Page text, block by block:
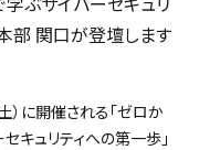
部 関口が登壇します
）に開催される「ゼロか
キュリティへの第一歩」